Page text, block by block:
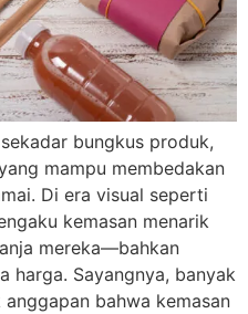
bungkus produk,
mampu membedakan
Di era visual seperti
kemasan menarik
mereka—bahkan
harga. Sayangnya, banyak
bahwa kemasan